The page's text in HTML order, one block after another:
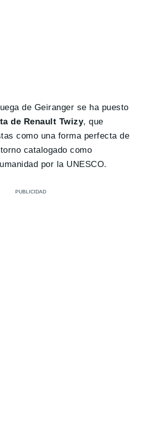
de Geiranger se ha puesto
de Renault Twizy, que
como una forma perfecta de
catalogado como
por la UNESCO.